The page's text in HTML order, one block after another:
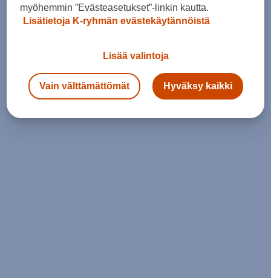
myöhemmin ”Evästeasetukset”-linkin kautta.
Lisätietoja K-ryhmän evästekäytännöistä
Lisää valintoja
Vain välttämättömät Hyväksy kaikki